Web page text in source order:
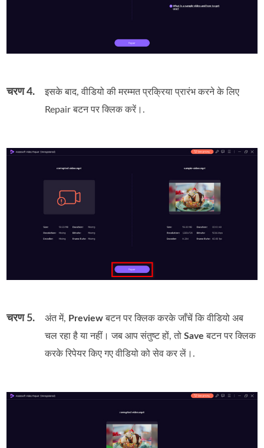
चरण 4.
इसके बाद, वीडियो की मरम्मत प्रक्रिया प्रारंभ करने के लिए
Repair बटन पर क्लिक करें।.
चरण 5. अंत में, Previewबटन पर क्लिक करके जाँचें कि वीडियो अब
चल रहा है या नहीं। जब आप संतुष्ट हों, तोSave बटन पर क्लिक
करके रिपेयर किए गए वीडियो को सेव कर लें।.